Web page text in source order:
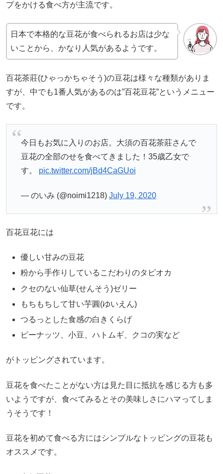
プをかける食べ方が主流です。
日本で本格的な豆花が食べられるお店は少な
いことから、かなり人気があるようです。
百花茶莊(ひゃっかちゃそう)の豆花は様々な種類がありま
すが、中でも1番人気があるのは”百花豆花”というメニュー
です。
今日もお気に入りのお店。大須の百花茶莊さんで
豆花の全部のせを食べてきました！35歳乙女で
す。 pic.twitter.com/jBd4CaGUoi
— のいみ (@noimi1218) July 19, 2020
百花豆花には
優しい甘みの豆花
粉から手作りしているこだわりのタピオカ
クセのない仙草(せんそう)ゼリー
もちもちして甘い芋圓(ゆいえん)
つるっとした食感の白きくらげ
ピーナッツ、小豆、ハトムギ、クコの実など
がトッピングされています。
豆花を食べたことがない方は見た目に抵抗を感じる方も多
いようですが、食べてみるとその美味しさにハマってしま
うそうです！
豆花を初めて食べる方にはシンプルなトッピングの豆花も
オススメです。